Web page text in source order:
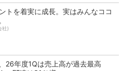
トを着実に成長。実はみんなココ
社)
26年度1Qは売上高が過去最高